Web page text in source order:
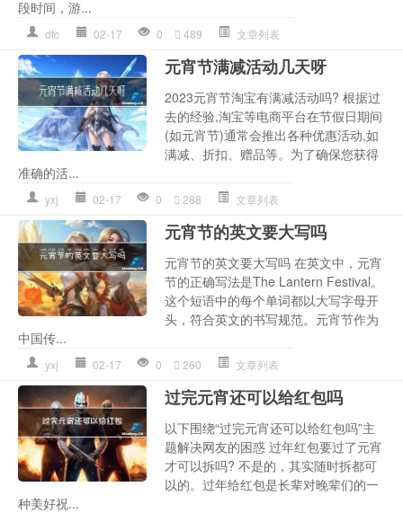
段时间，游...
dtc 02-17 0 489 文章列表
元宵节满减活动几天呀
2023元宵节淘宝有满减活动吗? 根据过
去的经验,淘宝等电商平台在节假日期间
(如元宵节)通常会推出各种优惠活动,如
满减、折扣、赠品等。为了确保您获得
准确的活...
yxj 02-17 0 288 文章列表
元宵节的英文要大写吗
元宵节的英文要大写吗 在英文中，元宵
节的正确写法是The Lantern Festival。
这个短语中的每个单词都以大写字母开
头，符合英文的书写规范。元宵节作为
中国传...
yxj 02-17 0 260 文章列表
过完元宵还可以给红包吗
以下围绕“过完元宵还可以给红包吗”主
题解决网友的困惑 过年红包要过了元宵
才可以拆吗? 不是的，其实随时拆都可
以的。过年给红包是长辈对晚辈们的一
种美好祝...